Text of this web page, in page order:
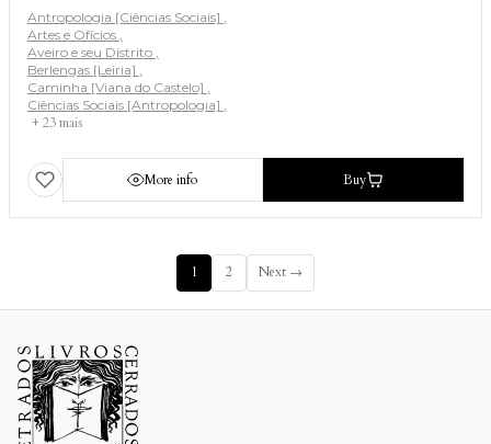
Antropologia [Ciências Sociais]
Artes e Ofícios
Aveiro e seu Distrito
Berlengas [Leiria]
Caminha [Viana do Castelo]
Ciências Sociais [Antropologia]
+ 23 mais
More info Buy
1 2 Next →